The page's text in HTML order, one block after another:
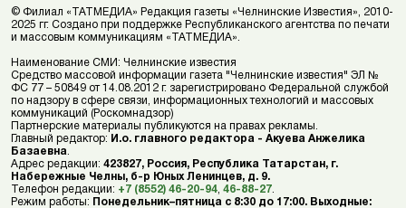
© Филиал «ТАТМЕДИА» Редакция газеты «Челнинские Известия», 2010-
2025 гг. Создано при поддержке Республиканского агентства по печати
и массовым коммуникациям «ТАТМЕДИА».
Наименование СМИ: Челнинские известия
Средство массовой информации газета "Челнинские известия" ЭЛ №
ФС 77 – 50849 от 14.08.2012 г. зарегистрировано Федеральной службой
по надзору в сфере связи, информационных технологий и массовых
коммуникаций (Роскомнадзор)
Партнерские материалы публикуются на правах рекламы.
Главный редактор: И.о. главного редактора - Акуева Анжелика
Базаевна
Адрес редакции: 423827, Россия, Республика Татарстан, г.
Набережные Челны, б-р Юных Ленинцев, д. 9.
Телефон редакции: +7 (8552) 46-20-94 46-88-27
Режим работы: Понедельник–пятница с 8:30 до 17:00. Выходные: